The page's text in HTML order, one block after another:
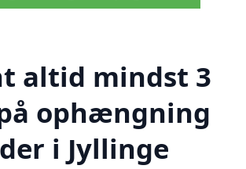
altid mindst 3
ophængning
i Jyllinge